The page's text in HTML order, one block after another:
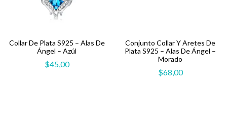
Collar De Plata S925 – Alas De
Ángel – Azúl
$45,00
Conjunto Collar Y Aretes De
Plata S925 – Alas De Ángel –
Morado
$68,00